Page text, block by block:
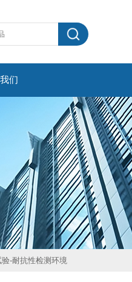
们
-耐抗性检测环境